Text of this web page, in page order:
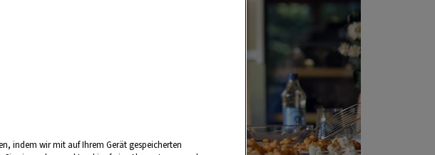
indem wir mit auf Ihrem Gerät gespeicherten